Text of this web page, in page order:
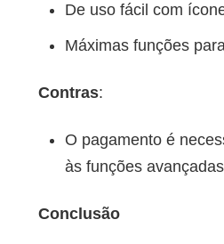
De uso fácil com
Máximas funções
Contras:
O pagamento é
às funções
Conclusão